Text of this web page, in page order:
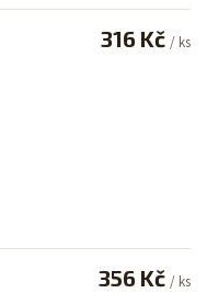
316 Kč / ks
356 Kč / ks